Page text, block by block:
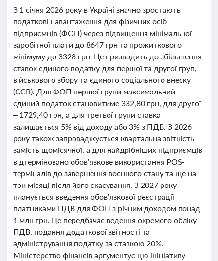
З 1 січня 2026 року в Україні значно зростають
податкові навантаження для фізичних осіб-
підприємців (ФОП) через підвищення мінімальної
заробітної плати до 8647 грн та прожиткового
мінімуму до 3328 грн. Це призводить до збільшення
ставок єдиного податку для першої та другої груп,
військового збору та єдиного соціального внеску
(ЄСВ). Для ФОП першої групи максимальний
єдиний податок становитиме 332,80 грн, для другої
– 1729,40 грн, а для третьої групи ставка
залишається 5% від доходу або 3% з ПДВ. З 2026
року також запроваджується квартальна звітність
замість щомісячної, а для найдрібніших підприємців
відтерміновано обов’язкове використання POS-
терміналів до завершення воєнного стану та ще на
три місяці після його скасування. З 2027 року
планується введення обов’язкової реєстрації
платниками ПДВ для ФОП з річним доходом понад
1 млн грн. Це передбачає ведення окремого обліку
ПДВ, подання додаткової звітності та
адміністрування податку за ставкою 20%.
Міністерство фінансів аргументує цю ініціативу